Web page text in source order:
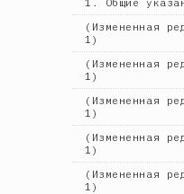
1. Общие
(Измененная
1)
(Измененная
1)
(Измененная
1)
(Измененная
1)
(Измененная
1)